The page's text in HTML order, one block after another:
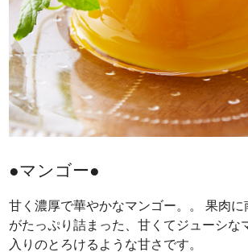
●マンゴー●
甘く濃厚で華やかなマンゴー。。 果肉
がたっぷり詰まった、甘くてジューシな
入りのとろけるような甘さです。